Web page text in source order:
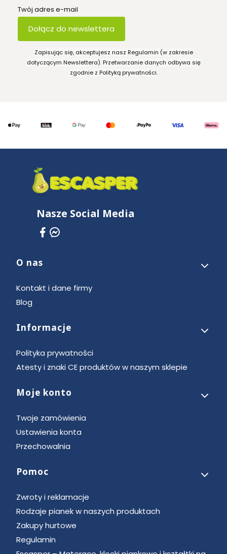
Twój adres e-mail
Dołącz do newslettera
Zapisując się, akceptujesz nasz Regulamin (w zakresie
dotyczącym Newslettera). Przetwarzanie danych odbywa się
zgodnie z Polityką prywatności.
Nasze Social Media
Linki w stopce
O nas
Kontakt i dane firmy
Blog
Informacje
Polityka prywatności
Atesty i znaki CE produktów w naszym sklepie
Moje konto
Twoje zamówienia
Ustawienia konta
Przechowalnia
Pomoc
Zwroty i reklamacje
Rodzaje pianek w naszych produktach
Zakupy hurtowe
Regulamin